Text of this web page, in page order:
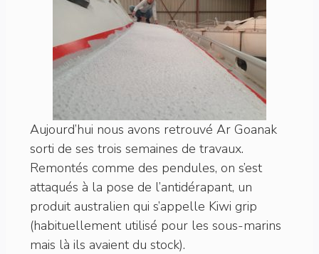
Aujourd’hui nous avons retrouvé Ar Goanak
sorti de ses trois semaines de travaux.
Remontés comme des pendules, on s’est
attaqués à la pose de l’antidérapant, un
produit australien qui s’appelle Kiwi grip
(habituellement utilisé pour les sous-marins
mais là ils avaient du stock).